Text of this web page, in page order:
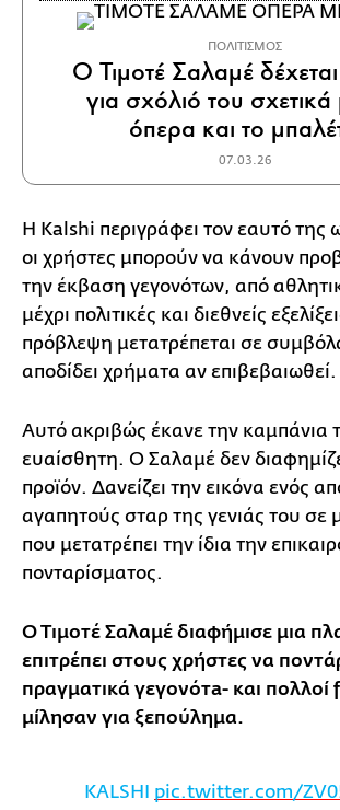
ΠΟΛΙΤΙΣΜΟΣ
Ο Τιμοτέ Σαλαμέ δέχεται
για σχόλιό του σχετικά
όπερα και το
07.03.26
Η Kalshi περιγράφει τον εαυτό της
οι χρήστες μπορούν να κάνουν
την έκβαση γεγονότων, από
μέχρι πολιτικές και διεθνείς
πρόβλεψη μετατρέπεται σε
αποδίδει χρήματα αν επιβεβαιωθεί.
Αυτό ακριβώς έκανε την καμπάνια
ευαίσθητη. Ο Σαλαμέ δεν
προϊόν. Δανείζει την εικόνα ενός
αγαπητούς σταρ της γενιάς του σε
που μετατρέπει την ίδια την
πονταρίσματος.
Ο Τιμοτέ Σαλαμέ διαφήμισε μια
επιτρέπει στους χρήστες να
πραγματικά γεγονότa- και πολλοί
μίλησαν για ξεπούλημα.
KALSHI pic.twitter.com/